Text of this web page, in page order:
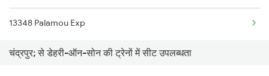
Chandrapura to Jamui Trains
13151 Koaa Jat Expres
12175 Chambal Express
13348 Palamou Exp
चंद्रपुर; से डेहरी-ऑन-सोन की ट्रेनों में सीट उपलब्धता